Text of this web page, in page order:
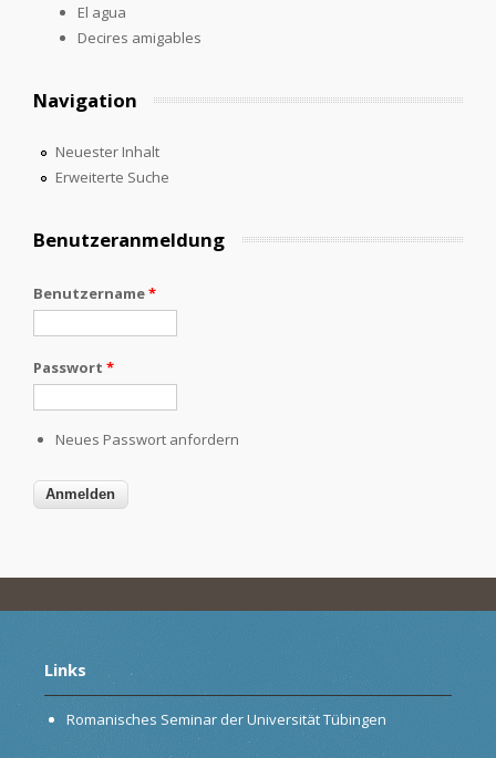
El agua
Decires amigables
Navigation
Neuester Inhalt
Erweiterte Suche
Benutzeranmeldung
Benutzername*
Passwort *
Neues Passwort anfordern
Links
Romanisches Seminar der Universität Tübingen